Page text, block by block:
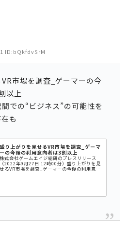
ID:bQkfdvSrM
市場を調査_ゲーマーの今
以上
での“ビジネス”の可能性を
も
盛り上がりを見せるVR市場を調査_ゲーマ
ーの今後の利用意向者は3割以上
株式会社ゲームエイジ総研のプレスリリース
（2022年9月27日 12時00分）盛り上がりを見
せるVR市場を調査_ゲーマーの今後の利用意向